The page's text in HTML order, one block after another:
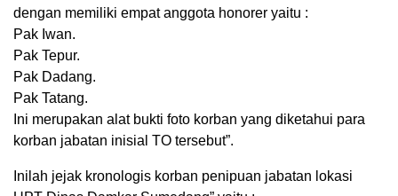
dengan memiliki empat anggota honorer yaitu :
Pak Iwan.
Pak Tepur.
Pak Dadang.
Pak Tatang.
Ini merupakan alat bukti foto korban yang diketahui para
korban jabatan inisial TO tersebut”.
Inilah jejak kronologis korban penipuan jabatan lokasi